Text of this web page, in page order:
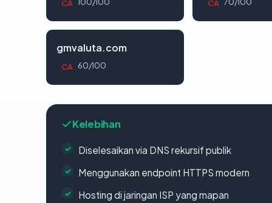
CA CA
gmvaluta.com
CA 60/100
Kelebihan
Diselesaikan via DNS rekursif publik
Menggunakan endpoint HTTPS modern
Hosting di jaringan ISP yang mapan